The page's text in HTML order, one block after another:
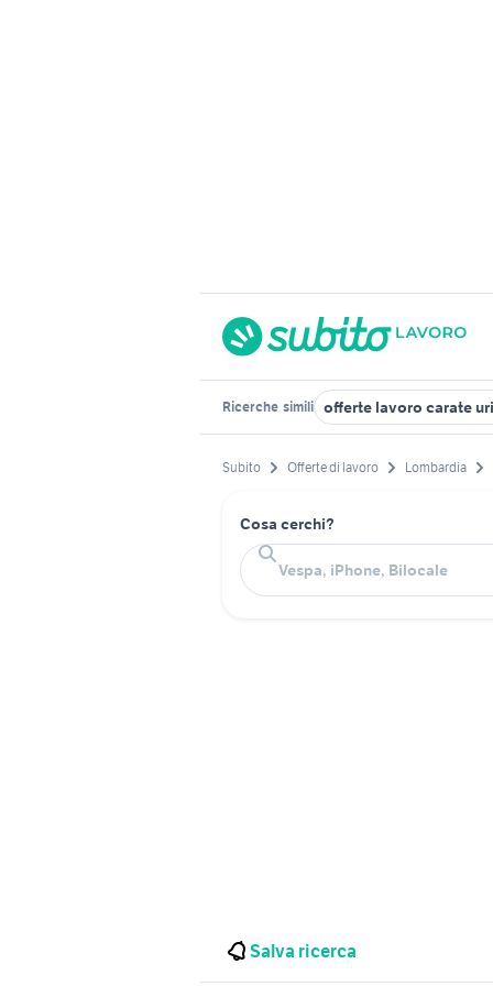
Ricerche simili offerte lavoro carate
Subito Offerte di lavoro Lombardia
Cosa cerchi?
Salva ricerca